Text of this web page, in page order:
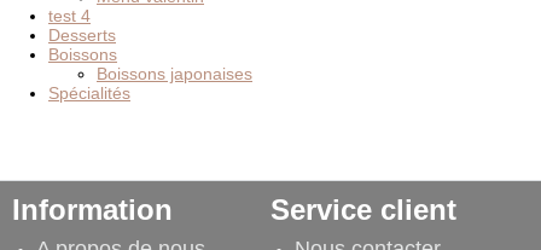
test 4
Desserts
Boissons
Boissons japonaises
Spécialités
Information Service client